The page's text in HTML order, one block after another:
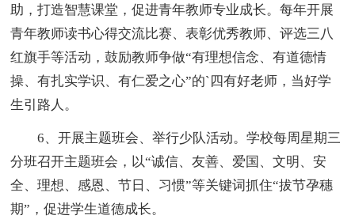
助，打造智慧课堂，促进青年教师专业成长。每年开展
青年教师读书心得交流比赛、表彰优秀教师、评选三八
红旗手等活动，鼓励教师争做“有理想信念、有道德情
操、有扎实学识、有仁爱之心”的`四有好老师，当好学
生引路人。
6、开展主题班会、举行少队活动。学校每周星期三
分班召开主题班会，以“诚信、友善、爱国、文明、安
全、理想、感恩、节日、习惯”等关键词抓住“拔节孕穗
期”，促进学生道德成长。